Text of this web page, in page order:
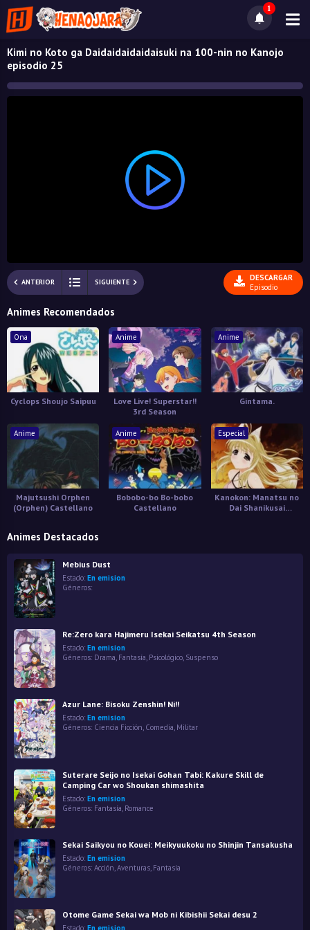
1
Kimi no Koto ga Daidaidaidaidaisuki na 100-nin no Kanojo
episodio 25
ANTERIOR SIGUIENTE
DESCARGAR
Episodio
Animes Recomendados
Ona
Cyclops Shoujo Saipuu
Anime
Love Live! Superstar!!
3rd Season
Anime
Gintama.
Anime
Majutsushi Orphen
(Orphen) Castellano
Anime
Bobobo-bo Bo-bobo
Castellano
Especial
Kanokon: Manatsu no
Dai Shanikusai
Animes Destacados
Mebius Dust
Estado: En emision
Géneros:
Re:Zero kara Hajimeru Isekai Seikatsu 4th Season
Estado: En emision
Géneros: Drama, Fantasía, Psicológico, Suspenso
Azur Lane: Bisoku Zenshin! Ni!!
Estado: En emision
Géneros: Ciencia Ficción, Comedia, Militar
Suterare Seijo no Isekai Gohan Tabi: Kakure Skill de
Camping Car wo Shoukan shimashita
Estado: En emision
Géneros: Fantasía Romance
Sekai Saikyou no Kouei: Meikyuukoku no Shinjin Tansakusha
Estado: En emision
Géneros: Acción,Aventuras, Fantasía
Otome Game Sekai wa Mob ni Kibishii Sekai desu 2
Estado: En emision